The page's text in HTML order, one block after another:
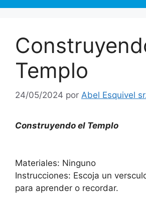
Templo
24/05/2024 por Abel Esquivel
Construyendo el Templo
Materiales: Ninguno
Instrucciones: Escoja un
para aprender o recordar.